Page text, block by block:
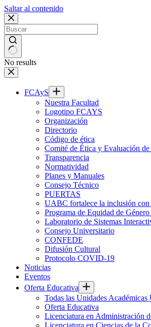
Saltar al contenido
No results
FCAyS
Nuestra Facultad
Logotipo FCAYS
Organización
Directorio
Código de ética
Comité de Ética y Evaluación
Transparencia
Normatividad
Planes y Manuales
Consejo Técnico
PUERTAS
UABC fortalece la inclusión
Programa de Equidad de
Laboratorio de Sistemas
Consejo Universitario
CONFEDE
Difusión Cultural
Protocolo COVID-19
Noticias
Eventos
Oferta Educativa
Todas las Unidades
Oferta Educativa
Licenciatura en Administración
Licenciatura en Ciencias de la